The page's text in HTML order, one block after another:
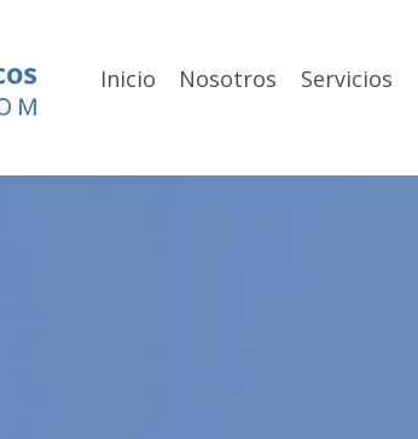
Inicio Nosotros Servicios